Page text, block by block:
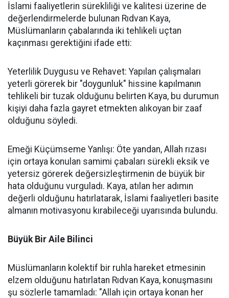
İslami faaliyetlerin sürekliliği ve kalitesi üzerine de
değerlendirmelerde bulunan Rıdvan Kaya,
Müslümanların çabalarında iki tehlikeli uçtan
kaçınması gerektiğini ifade etti:
Yeterlilik Duygusu ve Rehavet: Yapılan çalışmaları
yeterli görerek bir "doygunluk" hissine kapılmanın
tehlikeli bir tuzak olduğunu belirten Kaya, bu durumun
kişiyi daha fazla gayret etmekten alıkoyan bir zaaf
olduğunu söyledi.
Emeği Küçümseme Yanlışı: Öte yandan, Allah rızası
için ortaya konulan samimi çabaları sürekli eksik ve
yetersiz görerek değersizleştirmenin de büyük bir
hata olduğunu vurguladı. Kaya, atılan her adımın
değerli olduğunu hatırlatarak, İslami faaliyetleri basite
almanın motivasyonu kırabileceği uyarısında bulundu.
Büyük Bir Aile Bilinci
Müslümanların kolektif bir ruhla hareket etmesinin
elzem olduğunu hatırlatan Rıdvan Kaya, konuşmasını
şu sözlerle tamamladı: "Allah için ortaya konan her